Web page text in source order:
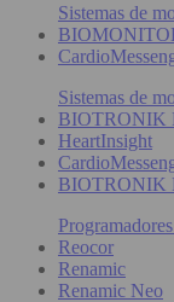
Sistemas de
Sistemas de
BIOTRONIK
HeartInsight
BIOTRONIK
Reocor
Renamic
Renamic Neo